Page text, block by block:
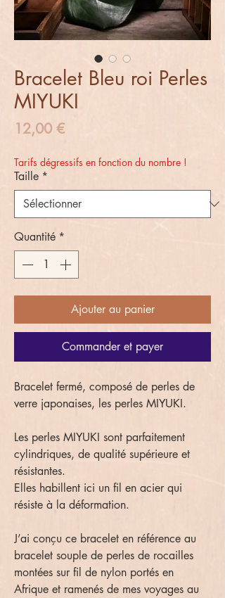
Bracelet Bleu roi Perles
MIYUKI
12,00 €Prix
Tarifs dégressifs en fonction du nombre !
Taille *
Quantité *
Ajouter au panier
Commander et payer
Bracelet fermé, composé de perles de
verre japonaises, les perles MIYUKI.
Les perles MIYUKI sont parfaitement
cylindriques, de qualité supérieure et
résistantes.
Elles habillent ici un fil en acier qui
résiste à la déformation.
J’ai conçu ce bracelet en référence au
bracelet souple de perles de rocailles
montées sur fil de nylon portés en
Afrique et ramenés de mes voyages au